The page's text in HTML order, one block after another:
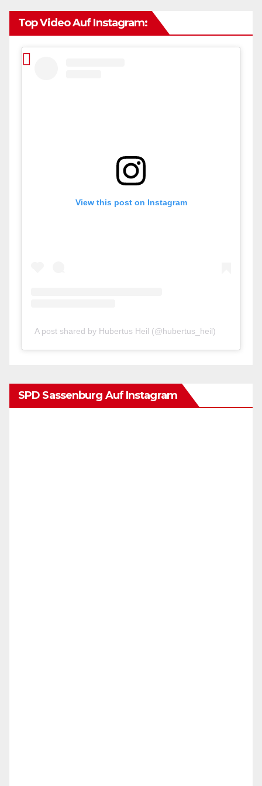
Top Video Auf Instagram:
View this post on Instagram
A post shared by Hubertus Heil (@hubertus_heil)
SPD Sassenburg Auf Instagram